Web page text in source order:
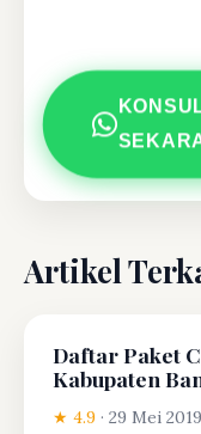
Artikel
Daftar Paket
Kabupaten
★ 4.9 · 29 Mei 2019